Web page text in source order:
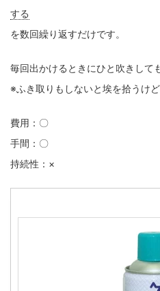
する
を数回繰り返すだけです。
毎回出かけるときにひと吹きして
※ふき取りもしないと埃を拾うけど
費用：〇
手間：〇
持続性：×